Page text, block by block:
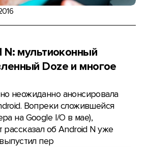
N: мультиоконный
Doze и многое
неожиданно анонсировала
Вопреки сложившейся
на Google I/O в мае),
рассказал об Android N уже
пер